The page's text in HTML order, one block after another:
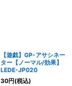
【遊戯】GP-アサシネー
ター【ノーマル/効果】
LEDE-JP020
30円(税込)